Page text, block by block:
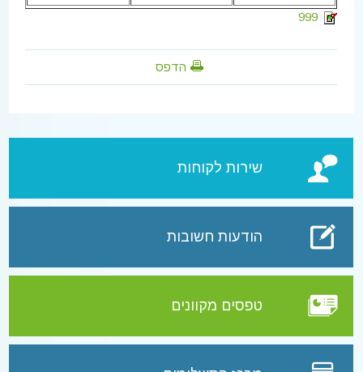
שירות לקוחות
הודעות חשובות
טפסים מקוונים
הדפס